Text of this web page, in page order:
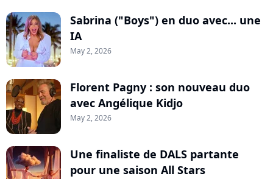
Sabrina ("Boys") en duo avec... une
IA
May 2, 2026
Florent Pagny : son nouveau duo
avec Angélique Kidjo
May 2, 2026
Une finaliste de DALS partante
pour une saison All Stars